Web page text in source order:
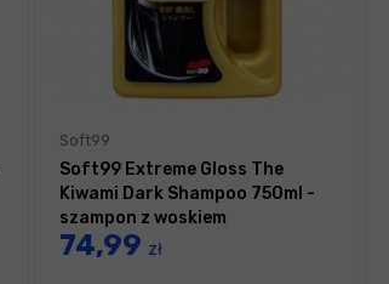
Soft99
Soft99 Extreme Gloss The
Kiwami Dark Shampoo 750ml -
szampon z woskiem
74,99 zł